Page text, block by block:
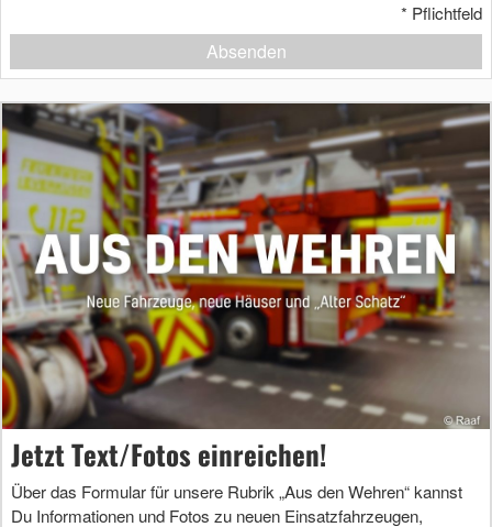
* Pflichtfeld
Absenden
Jetzt Text/Fotos einreichen!
Über das Formular für unsere Rubrik „Aus den Wehren“ kannst
Du Informationen und Fotos zu neuen Einsatzfahrzeugen,